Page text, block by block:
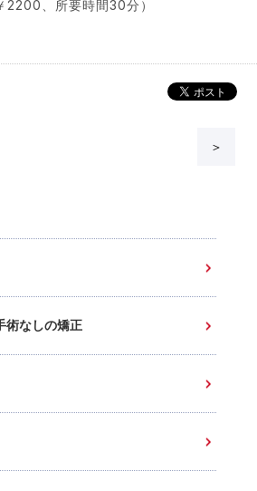
2200、所要時間30分）
＞
術なしの矯正